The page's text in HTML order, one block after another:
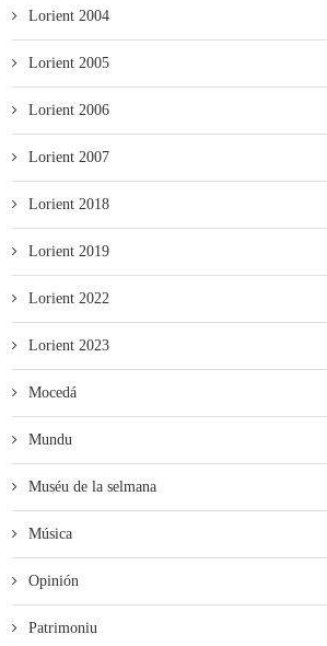
Lorient 2004
Lorient 2005
Lorient 2006
Lorient 2007
Lorient 2018
Lorient 2019
Lorient 2022
Lorient 2023
Mocedá
Mundu
Muséu de la selmana
Música
Opinión
Patrimoniu